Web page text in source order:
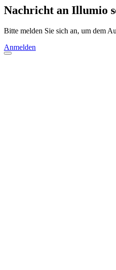
Nachricht an Illumio
Bitte melden Sie sich an, um dem
Anmelden